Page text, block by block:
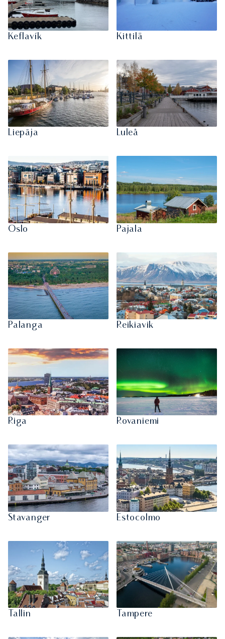
Keflavík Kittilä
Liepāja Luleå
Oslo Pajala
Palanga Reikiavik
Riga Rovaniemi
Stavanger Estocolmo
Tallin Tampere